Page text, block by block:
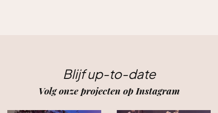
Blijf up-to-date
Volg onze projecten op Instagram